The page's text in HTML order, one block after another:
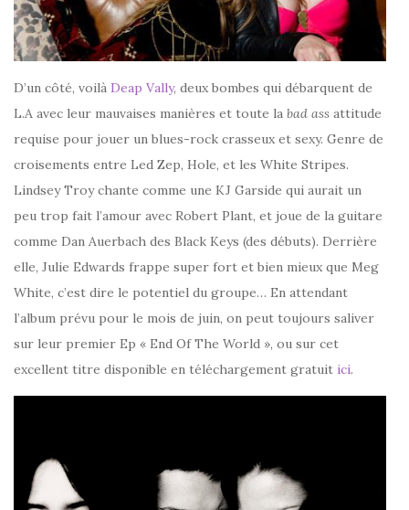
D’un côté, voilà Deap Vally, deux bombes qui débarquent de
L.A avec leur mauvaises manières et toute la bad ass attitude
requise pour jouer un blues-rock crasseux et sexy. Genre de
croisements entre Led Zep, Hole, et les White Stripes.
Lindsey Troy chante comme une KJ Garside qui aurait un
peu trop fait l’amour avec Robert Plant, et joue de la guitare
comme Dan Auerbach des Black Keys (des débuts). Derrière
elle, Julie Edwards frappe super fort et bien mieux que Meg
White, c’est dire le potentiel du groupe… En attendant
l’album prévu pour le mois de juin, on peut toujours saliver
sur leur premier Ep « End Of The World », ou sur cet
excellent titre disponible en téléchargement gratuit ici.